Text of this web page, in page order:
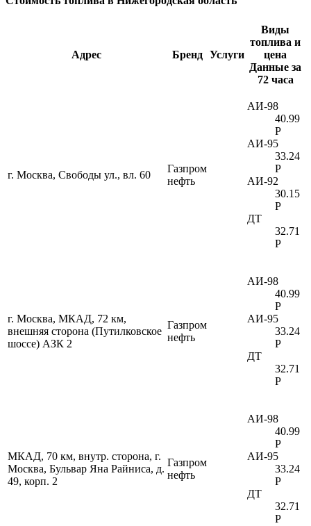
Адрес Бренд Услуги
Виды
топлива и
цена
Данные за
72 часа
г. Москва, Свободы ул., вл. 60
Газпром
нефть
АИ-98
40.99
Р
АИ-95
33.24
Р
АИ-92
30.15
Р
ДТ
32.71
Р
г. Москва, МКАД, 72 км,
внешняя сторона (Путилковское
шоссе) АЗК 2
Газпром
нефть
АИ-98
40.99
Р
АИ-95
33.24
Р
ДТ
32.71
Р
МКАД, 70 км, внутр. сторона, г.
Москва, Бульвар Яна Райниса, д.
49, корп. 2
Газпром
нефть
АИ-98
40.99
Р
АИ-95
33.24
Р
ДТ
32.71
Р